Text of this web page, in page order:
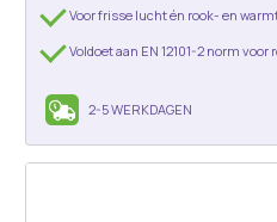
Voor frisse lucht én rook- en
Voldoet aan EN 12101-2 norm
2-5 WERKDAGEN